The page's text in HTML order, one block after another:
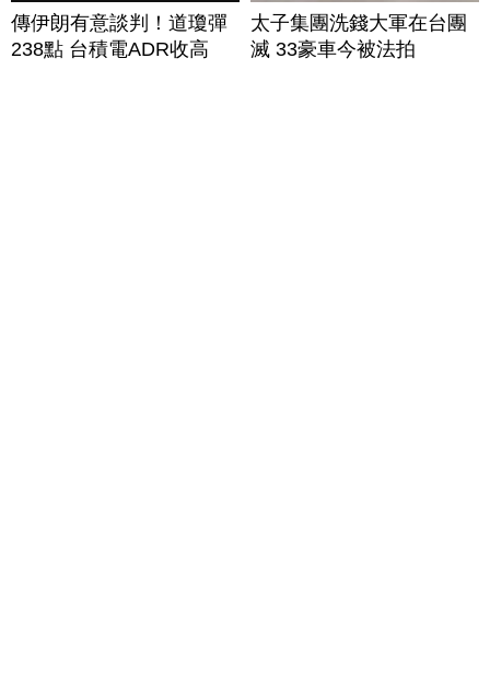
傳伊朗有意談判！道瓊彈
238點 台積電ADR收高
太子集團洗錢大軍在台團
滅 33豪車今被法拍